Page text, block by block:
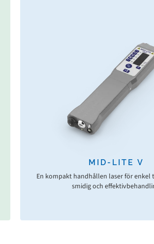
MID-LITE V
En kompakt handhållen laser för
smidig och